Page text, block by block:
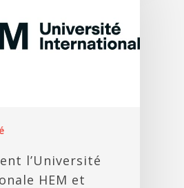
l’Université
HEM et